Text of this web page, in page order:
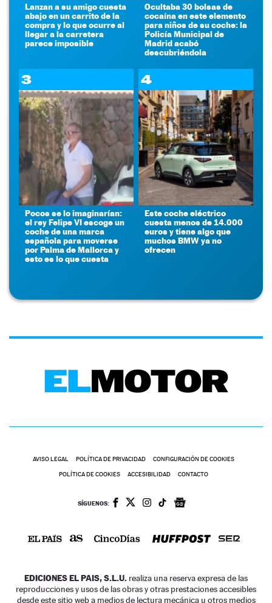
Lanzan a su amigo cuesta
abajo en un carrito de la
compra y lo que ocurre al
llegar a la carretera
parece imposible
Ocultaba 30 bolsas de
cocaína en este elemento
para niños de su coche: la
Policía Municipal de
Madrid acabó
descubriéndola
3
Pocos se lo imaginarían:
el rey Felipe VI escoge un
coche de una marca
española para moverse
por Palma de Mallorca y
esto es lo que cuesta
4
Este coche eléctrico
cuesta menos de 14.000
euros y tiene algo que
muchos BMW ya no
ofrecen
AVISO LEGAL POLÍTICA DE PRIVACIDAD CONFIGURACIÓN DE COOKIES
POLÍTICA DE COOKIES ACCESIBILIDAD CONTACTO
SÍGUENOS:
EDICIONES EL PAIS, S.L.U. realiza una reserva expresa de las
reproducciones y usos de las obras y otras prestaciones accesibles
desde este sitio web a medios de lectura mecánica u otros medios